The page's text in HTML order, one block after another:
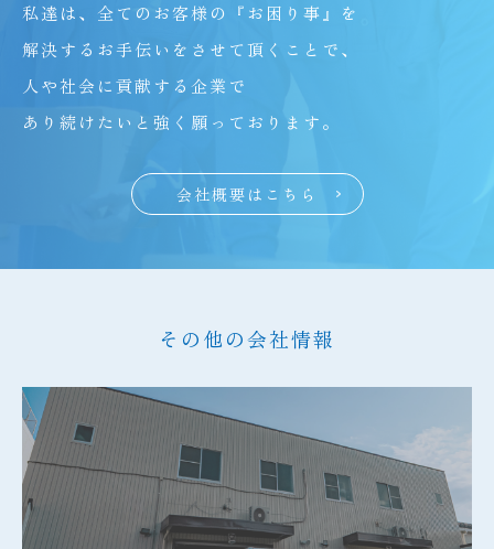
私達は、全てのお客様の『お困り事』を
解決するお手伝いをさせて頂くことで、
人や社会に貢献する企業で
あり続けたいと強く願っております。
会社概要はこちら
その他の会社情報